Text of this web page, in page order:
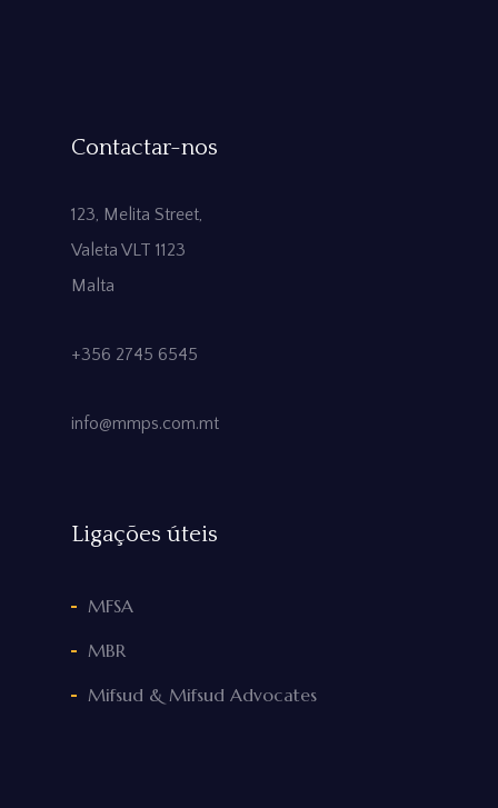
Contactar-nos
123, Melita Street,
Valeta VLT 1123
Malta
+356 2745 6545
info@mmps.com.mt
Ligações úteis
MFSA
MBR
Mifsud & Mifsud Advocates